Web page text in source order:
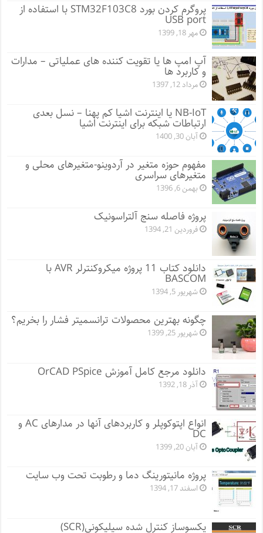
پروگرم کردن بورد STM32F103C8 با استفاده از
USB port
مهر 18, 1399
آپ امپ ها یا تقویت کننده های عملیاتی – مدارات
و کاربرد ها
مرداد 12, 1397
NB-IoT یا اینترنت اشیا کم پهنا – نسل بعدی
ارتباطات شبکه برای اینترنت اشیا
آبان 30, 1400
مفهوم حوزه متغیر در آردوینو-متغیرهای محلی و
متغیرهای سراسری
بهمن 6, 1396
پروژه فاصله سنج آلتراسونیک
فروردین 21, 1394
دانلود کتاب 11 پروژه میکروکنترلر AVR با
BASCOM
شهریور 5, 1394
چگونه بهترین محصولات ترانسمیتر فشار را بخریم؟
شهریور 25, 1399
دانلود مرجع کامل آموزش OrCAD PSpice
آذر 18, 1392
انواع اپتوکوپلر و کاربردهای آنها در مدارهای AC و
DC
آبان 20, 1399
پروژه مانيتورينگ دما و رطوبت تحت وب سایت
اسفند 17, 1394
یکسوساز کنترل شده سیلیکونی(SCR)